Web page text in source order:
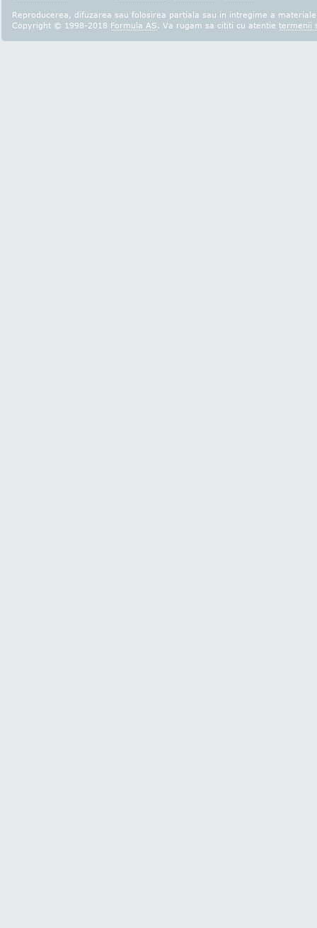
Reproducerea, difuzarea sau folosirea partiala sau in intregime a
Copyright © 1998-2018 Formula AS. Va rugam sa cititi cu atentie termenii